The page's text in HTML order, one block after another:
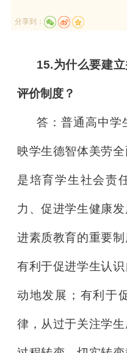
分享到：
15.为什么要建
评价制度？
答：普通高中学
映学生德智体美劳
是培育学生社会责
力、促进学生健康
进素质教育的重要
有利于促进学生认
动地发展；有利于
律，从过于关注学